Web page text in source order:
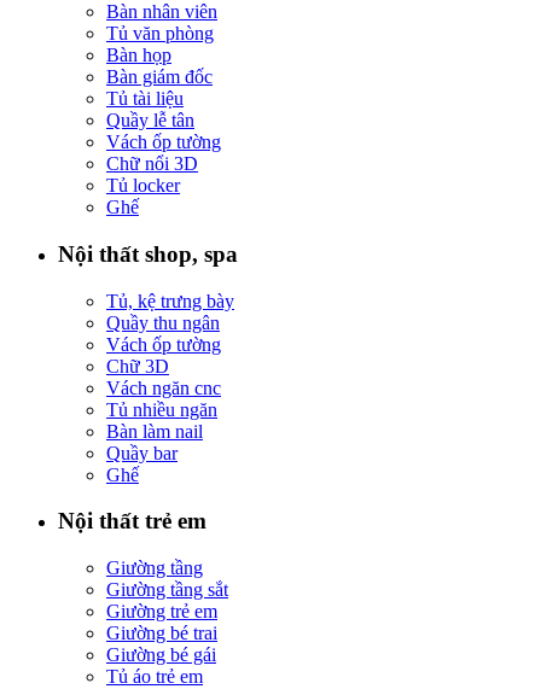
Bàn nhân viên
Tủ văn phòng
Bàn họp
Bàn giám đốc
Tủ tài liệu
Quầy lễ tân
Vách ốp tường
Chữ nổi 3D
Tủ locker
Ghế
Nội thất shop, spa
Tủ, kệ trưng bày
Quầy thu ngân
Vách ốp tường
Chữ 3D
Vách ngăn cnc
Tủ nhiều ngăn
Bàn làm nail
Quầy bar
Ghế
Nội thất trẻ em
Giường tầng
Giường tầng sắt
Giường trẻ em
Giường bé trai
Giường bé gái
Tủ áo trẻ em